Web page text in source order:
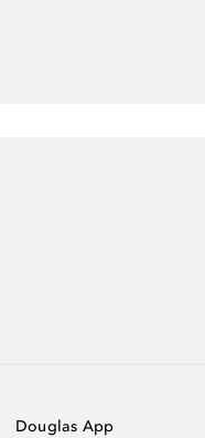
Douglas App